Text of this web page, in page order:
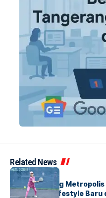
Related News
BERITAHOME
Grand Opening
Olahraga & Lifestyle